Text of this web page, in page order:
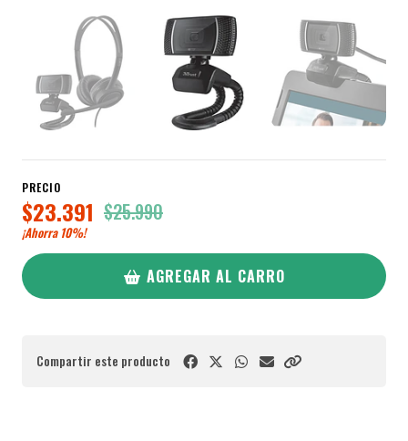
PRECIO
$23.391 $25.990
¡Ahorra 10%!
AGREGAR AL CARRO
Compartir este producto